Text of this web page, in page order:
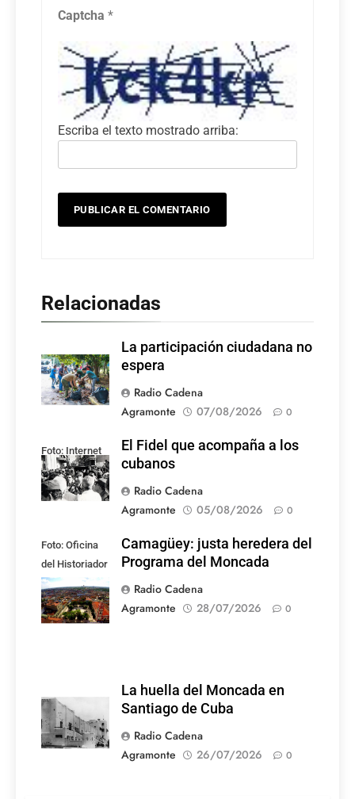
Captcha *
Escriba el texto mostrado arriba:
Relacionadas
La participación ciudadana no
espera
Radio Cadena
Agramonte
07/08/2026 0
Foto: Internet
El Fidel que acompaña a los
cubanos
Radio Cadena
Agramonte
05/08/2026 0
Foto: Oficina
del Historiador
de la Ciudad de
Camagüey
Camagüey: justa heredera del
Programa del Moncada
Radio Cadena
Agramonte
28/07/2026 0
La huella del Moncada en
Santiago de Cuba
Radio Cadena
Agramonte
26/07/2026 0